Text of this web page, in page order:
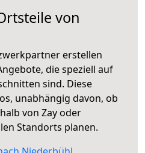
von
erstellen
die speziell auf
sind. Diese
unabhängig davon, ob
von Zay oder
Standorts planen.